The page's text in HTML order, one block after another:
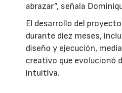
abrazar”, señala
El desarrollo del
durante diez meses,
diseño y ejecución,
creativo que evolucionó
intuitiva.